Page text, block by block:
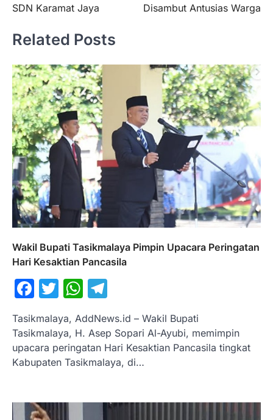
SDN Karamat Jaya
Disambut Antusias Warga
Related Posts
Wakil Bupati Tasikmalaya Pimpin Upacara Peringatan
Hari Kesaktian Pancasila
Facebook
TwitterWhatsApp
Tasikmalaya, AddNews.id – Wakil Bupati
Tasikmalaya, H. Asep Sopari Al-Ayubi, memimpin
upacara peringatan Hari Kesaktian Pancasila tingkat
Kabupaten Tasikmalaya, di…